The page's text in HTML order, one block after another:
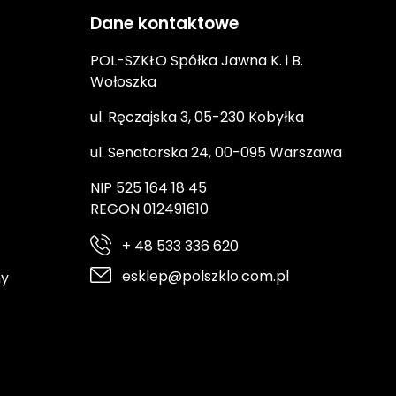
Dane kontaktowe
POL-SZKŁO Spółka Jawna K. i B.
Wołoszka
ul. Ręczajska 3, 05-230 Kobyłka
ul. Senatorska 24, 00-095 Warszawa
NIP 525 164 18 45
REGON 012491610
+ 48 533 336 620
esklep@polszklo.com.pl